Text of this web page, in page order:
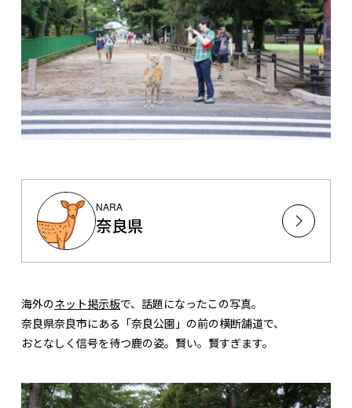
NARA
奈良県
海外のネット掲示板で、話題になったこの写真。
奈良県奈良市にある「奈良公園」の前の横断舗道で、
おとなしく信号を待つ鹿の姿。賢い。賢すぎます。